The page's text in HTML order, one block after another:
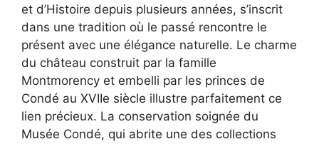
et d’Histoire depuis plusieurs années, s’inscrit
dans une tradition où le passé rencontre le
présent avec une élégance naturelle. Le charme
du château construit par la famille
Montmorency et embelli par les princes de
Condé au XVIIe siècle illustre parfaitement ce
lien précieux. La conservation soignée du
Musée Condé, qui abrite une des collections